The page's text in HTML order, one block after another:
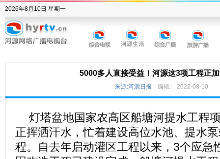
2026年8月10日 星期一
5000多人直接受益！河源这3项工程正
来源:河源日报 编辑: 2022-08-10
灯塔盆地国家农高区船塘河提水工程
正挥洒汗水，忙着建设高位水池、提水
程。自去年启动灌区工程以来，3个应急